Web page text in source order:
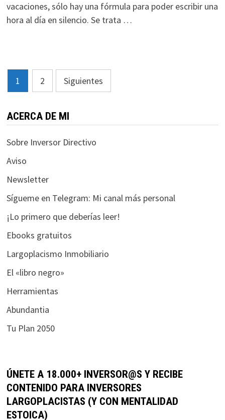
vacaciones, sólo hay una fórmula para poder escribir una
hora al día en silencio. Se trata …
Paginación
de
entradas
1 2 Siguientes
ACERCA DE MI
Sobre Inversor Directivo
Aviso
Newsletter
Sígueme en Telegram: Mi canal más personal
¡Lo primero que deberías leer!
Ebooks gratuitos
Largoplacismo Inmobiliario
El «libro negro»
Herramientas
Abundantia
Tu Plan 2050
ÚNETE A 18.000+ INVERSOR@S Y RECIBE
CONTENIDO PARA INVERSORES
LARGOPLACISTAS (Y CON MENTALIDAD
ESTOICA)